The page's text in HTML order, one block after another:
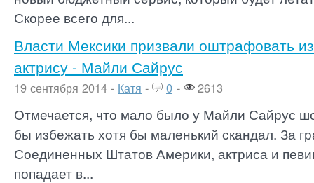
Скорее всего для...
Власти Мексики призвали оштрафовать
актрису - Майли Сайрус
19 сентября 2014 - Катя - 0 - 2613
Отмечается, что мало было у Майли Сайрус
бы избежать хотя бы маленький скандал. За
Соединенных Штатов Америки, актриса и
попадает в...